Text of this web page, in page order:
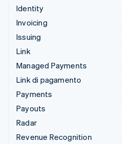
Identity
Invoicing
Issuing
Link
Managed Payments
Link di pagamento
Payments
Payouts
Radar
Revenue Recognition